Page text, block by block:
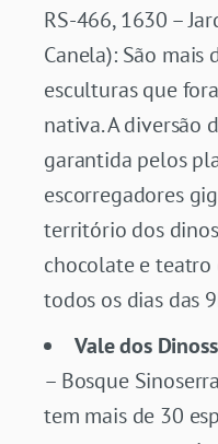
RS-466, 1630 –
Canela): São mais
esculturas que
nativa. A diversão
garantida pelos
escorregadores
território dos
chocolate e teatro
todos os dias das
Vale dos
– Bosque
tem mais de 30